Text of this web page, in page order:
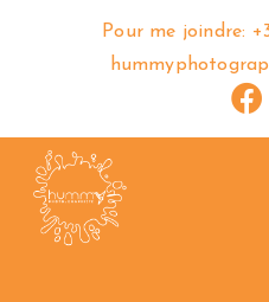
Pour me joindre: